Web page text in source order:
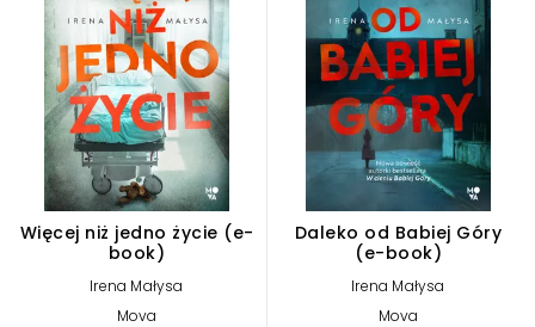
Więcej niż jedno życie (e-
book)
Irena Małysa
Mova
Daleko od Babiej Góry
(e-book)
Irena Małysa
Mova